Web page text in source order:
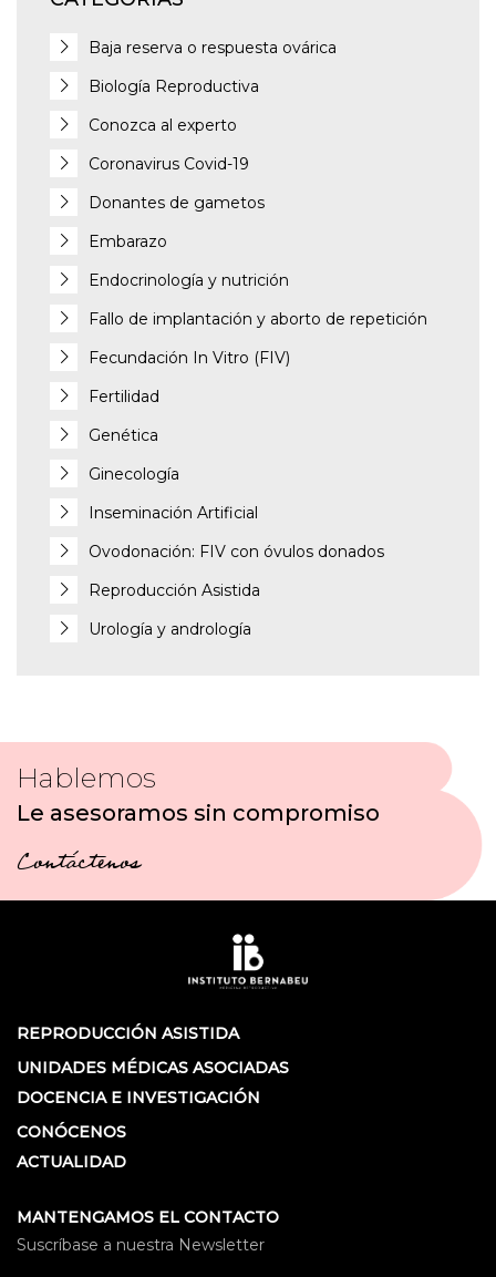
Baja reserva o respuesta ovárica
Biología Reproductiva
Conozca al experto
Coronavirus Covid-19
Donantes de gametos
Embarazo
Endocrinología y nutrición
Fallo de implantación y aborto de repetición
Fecundación In Vitro (FIV)
Fertilidad
Genética
Ginecología
Inseminación Artificial
Ovodonación: FIV con óvulos donados
Reproducción Asistida
Urología y andrología
Hablemos
Le asesoramos sin compromiso
Contáctenos
REPRODUCCIÓN ASISTIDA
UNIDADES MÉDICAS ASOCIADAS
DOCENCIA E INVESTIGACIÓN
CONÓCENOS
ACTUALIDAD
MANTENGAMOS EL CONTACTO
Suscríbase a nuestra Newsletter